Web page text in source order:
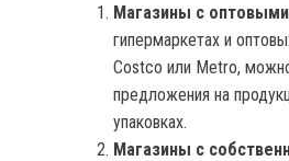
Магазины с
гипермаркетах и
Costco или Metro,
предложения на
упаковках.
Магазины с